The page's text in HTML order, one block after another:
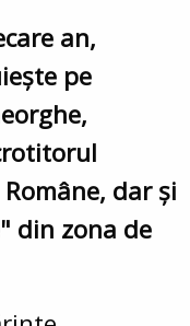
an,
pe
dar și
din zona de